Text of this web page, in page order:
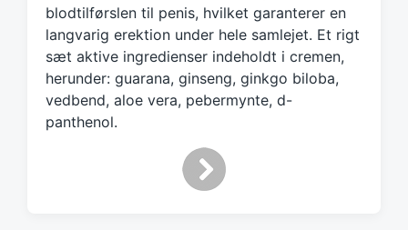
h
blodtilførslen til penis, hvilket garanterer en
langvarig erektion under hele samlejet. Et rigt
sæt aktive ingredienser indeholdt i cremen,
herunder: guarana, ginseng, ginkgo biloba,
vedbend, aloe vera, pebermynte, d-
panthenol.